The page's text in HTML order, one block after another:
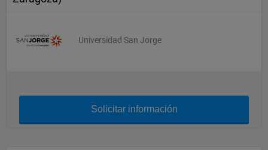
Universidad San Jorge
Solicitar información